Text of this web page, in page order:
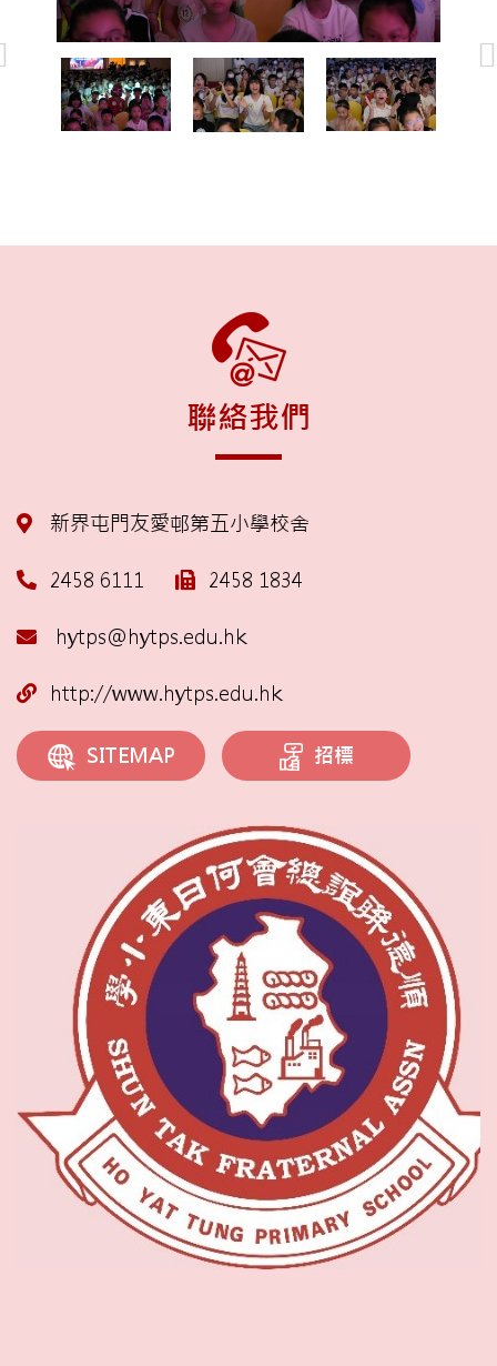
聯絡我們
新界屯門友愛邨第五小學校舍
2458 6111 2458 1834
hytps@hytps.edu.hk
http://www.hytps.edu.hk
SITEMAP 招標